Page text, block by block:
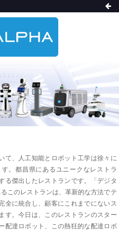
て、人工知能とロボット工学は徐々に
。都昌県にあるユニークなレストラ
る傑出したレストランです。「デジタ
このレストランは、革新的な方法でテ
全に統合し、顧客にこれまでにないス
す。今日は、このレストランのスター
配達ロボット、この熱狂的な配達ロボ